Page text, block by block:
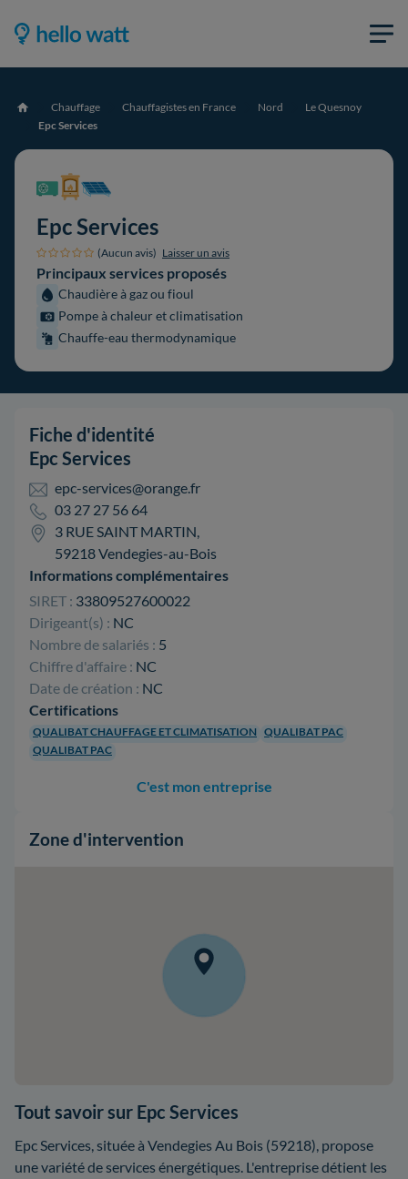
Accueil Chauffage Chauffagistes en France Nord
Le Quesnoy
Epc Services
Epc Services
(Aucun avis) Laisser un avis
Principaux services proposés
Chaudière à gaz ou fioul
Pompe à chaleur et climatisation
Chauffe-eau thermodynamique
Fiche d'identité
Epc Services
epc-services@orange.fr
03 27 27 56 64
3 RUE SAINT MARTIN,
59218 Vendegies-au-Bois
Informations complémentaires
SIRET : 33809527600022
Dirigeant(s) : NC
Nombre de salariés : 5
Chiffre d'affaire : NC
Date de création : NC
Certifications
QUALIBAT CHAUFFAGE ET CLIMATISATION QUALIBAT PAC
QUALIBAT PAC
C'est mon entreprise
Zone d'intervention
Tout savoir sur Epc Services
Epc Services, située à Vendegies Au Bois (59218), propose
une variété de services énergétiques. L'entreprise détient les